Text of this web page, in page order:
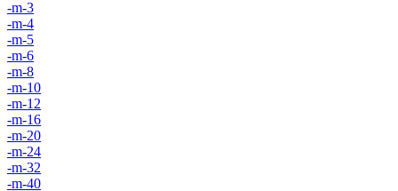
-m-3
-m-4
-m-5
-m-6
-m-8
-m-10
-m-12
-m-16
-m-20
-m-24
-m-32
-m-40